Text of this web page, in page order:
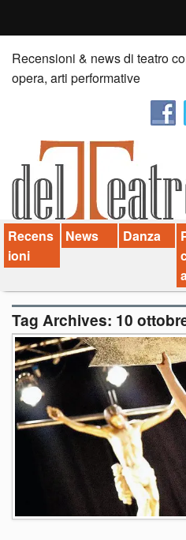
Home
Recensioni
News
Palazzi consiglia
Video
Chi siamo
Contatti
dT in English
Recensioni & news di teatro
opera, arti performative
Recens
ioni
News Danza
Tag Archives: 10